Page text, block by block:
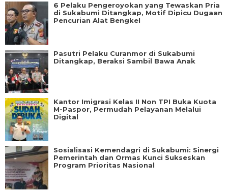
6 Pelaku Pengeroyokan yang Tewaskan Pria
di Sukabumi Ditangkap, Motif Dipicu Dugaan
Pencurian Alat Bengkel
Pasutri Pelaku Curanmor di Sukabumi
Ditangkap, Beraksi Sambil Bawa Anak
Kantor Imigrasi Kelas II Non TPI Buka Kuota
M-Paspor, Permudah Pelayanan Melalui
Digital
Sosialisasi Kemendagri di Sukabumi: Sinergi
Pemerintah dan Ormas Kunci Sukseskan
Program Prioritas Nasional